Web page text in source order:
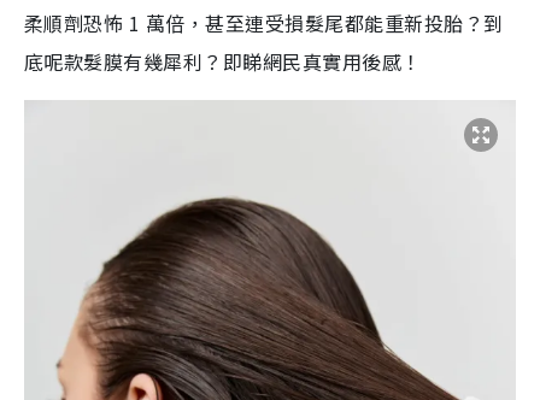
柔順劑恐怖 1 萬倍，甚至連受損髮尾都能重新投胎？到
底呢款髮膜有幾犀利？即睇網民真實用後感！